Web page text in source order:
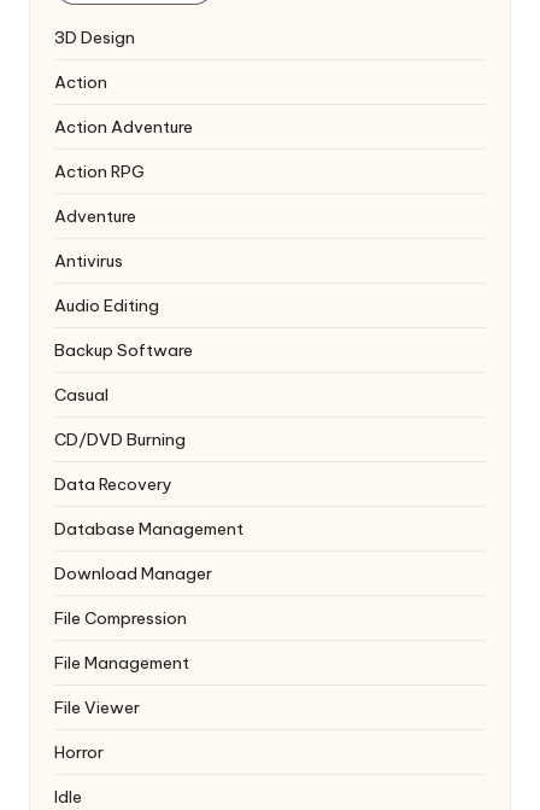
3D Design
Action
Action Adventure
Action RPG
Adventure
Antivirus
Audio Editing
Backup Software
Casual
CD/DVD Burning
Data Recovery
Database Management
Download Manager
File Compression
File Management
File Viewer
Horror
Idle